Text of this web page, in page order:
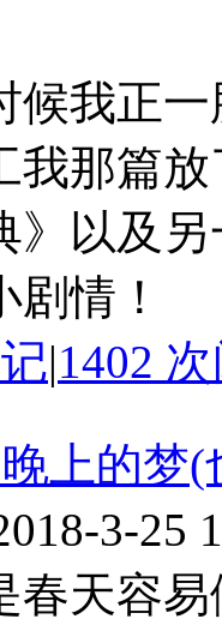
候我正
我那篇
》以及
情！
|1402
上的梦
3-25
春天容